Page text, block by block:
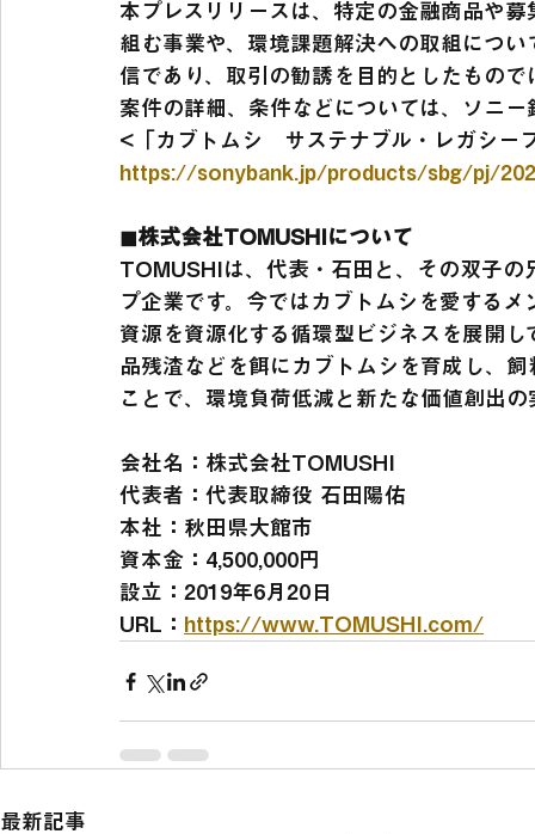
本プレスリリースは、特定の金融商品や
組む事業や、環境課題解決への取組につ
信であり、取引の勧誘を目的としたもので
案件の詳細、条件などについては、ソニ
<「カブトムシ　サステナブル・レガシー
https://sonybank.jp/products/sbg/pj/
◼︎株式会社TOMUSHIについて
TOMUSHIは、代表・石田と、その双子の
プ企業です。今ではカブトムシを愛する
資源を資源化する循環型ビジネスを展開
品残渣などを餌にカブトムシを育成し、
ことで、環境負荷低減と新たな価値創出
会社名：株式会社TOMUSHI
代表者：代表取締役 石田陽佑
本社：秋田県大館市
資本金：4,500,000円
設立：2019年6月20日
URL： https://www.TOMUSHI.com/
最新記事